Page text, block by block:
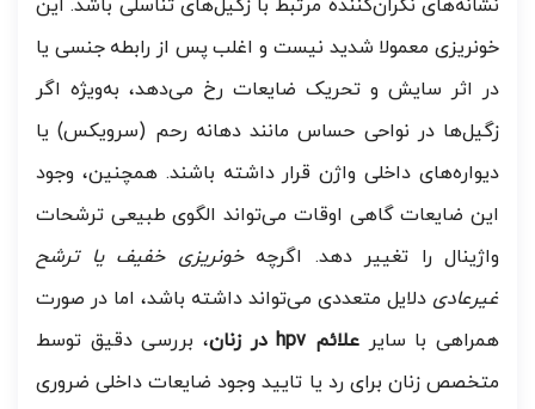
نشانه‌های نگران‌کننده مرتبط با زگیل‌های تناسلی باشد. این
خونریزی معمولا شدید نیست و اغلب پس از رابطه جنسی یا
در اثر سایش و تحریک ضایعات رخ می‌دهد، به‌ویژه اگر
زگیل‌ها در نواحی حساس مانند دهانه رحم (سرویکس) یا
دیواره‌های داخلی واژن قرار داشته باشند. همچنین، وجود
این ضایعات گاهی اوقات می‌تواند الگوی طبیعی ترشحات
واژینال را تغییر دهد. اگرچهخونریزی خفیف یا ترشح
غیرعادی دلایل متعددی می‌تواند داشته باشد، اما در صورت
همراهی با سایر علائم hpv در زنان
، بررسی دقیق توسط
متخصص زنان برای رد یا تایید وجود ضایعات داخلی ضروری